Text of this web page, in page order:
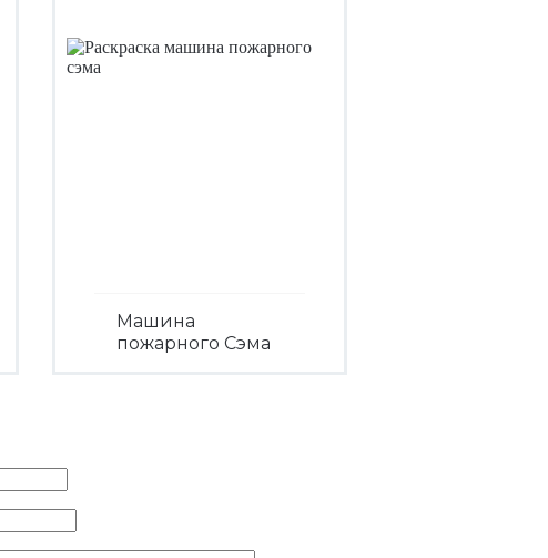
Машина
пожарного Сэма